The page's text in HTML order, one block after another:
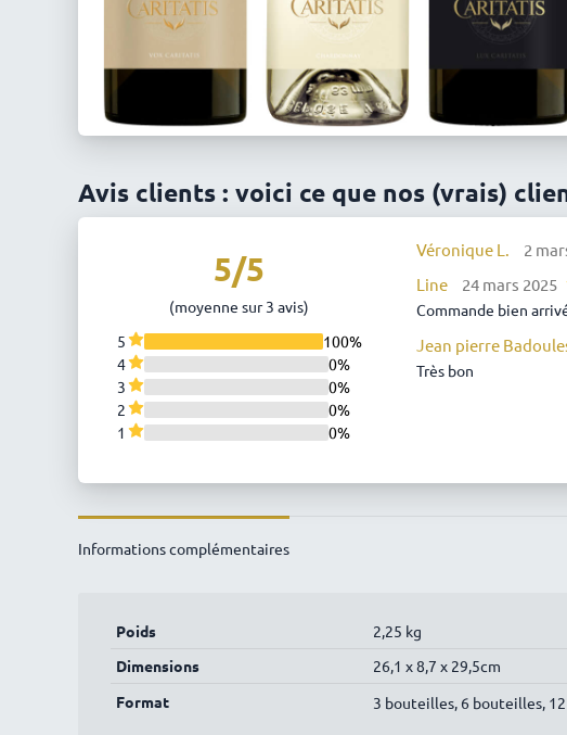
Avis clients : voici ce que nos (vrais)
5/5
(moyenne sur 3 avis)
5
100%
4
0%
3
0%
2
0%
1
0%
Véronique L.
2
Line
24 mars 2025
Commande bien
Jean pierre
Très bon
Informations complémentaires
Poids
2,25 kg
Dimensions
26,1 x 8,7 x 29,5cm
Format
3 bouteilles, 6 bouteilles,